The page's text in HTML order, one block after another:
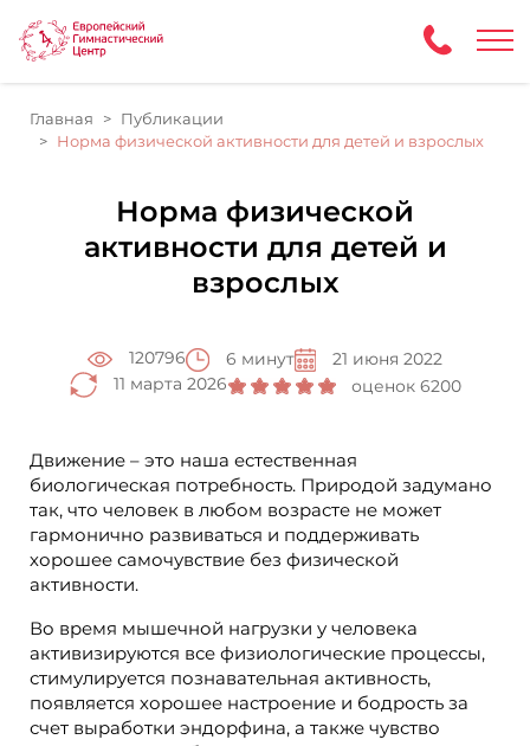
Главная
Публикации
Норма физической активности для детей и взрослых
Норма физической
активности для детей и
взрослых
120796 6 минут
21 июня 2022
11 марта 2026
оценок 6200
Движение – это наша естественная
биологическая потребность. Природой задумано
так, что человек в любом возрасте не может
гармонично развиваться и поддерживать
хорошее самочувствие без физической
активности.
Во время мышечной нагрузки у человека
активизируются все физиологические процессы,
стимулируется познавательная активность,
появляется хорошее настроение и бодрость за
счет выработки эндорфина, а также чувство